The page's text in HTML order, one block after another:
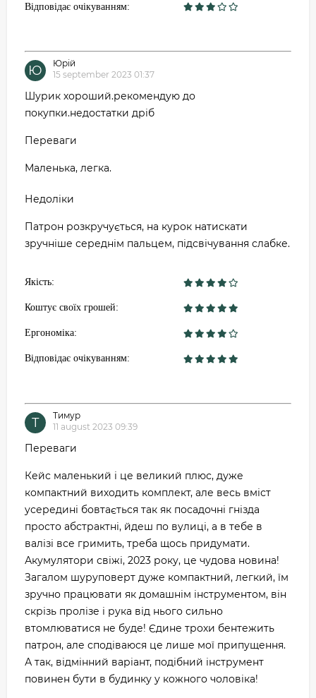
Відповідає очікуванням:
Ю
Юрій
15 september 2023 01:37
Шурик хороший.рекомендую до
покупки.недостатки дріб
Переваги
Маленька, легка.
Недоліки
Патрон розкручується, на курок натискати
зручніше середнім пальцем, підсвічування слабке.
Якість:
Коштує своїх грошей:
Ергономіка:
Відповідає очікуванням:
Т
Тимур
11 august 2023 09:39
Переваги
Кейс маленький і це великий плюс, дуже
компактний виходить комплект, але весь вміст
усередині бовтається так як посадочні гнізда
просто абстрактні, йдеш по вулиці, а в тебе в
валізі все гримить, треба щось придумати.
Акумулятори свіжі, 2023 року, це чудова новина!
Загалом шуруповерт дуже компактний, легкий, їм
зручно працювати як домашнім інструментом, він
скрізь пролізе і рука від нього сильно
втомлюватися не буде! Єдине трохи бентежить
патрон, але сподіваюся це лише мої припущення.
А так, відмінний варіант, подібний інструмент
повинен бути в будинку у кожного чоловіка!